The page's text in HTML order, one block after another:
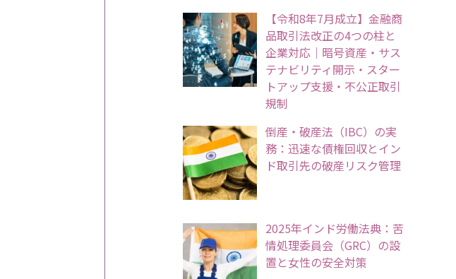
【令和8年7月成立】金融商
品取引法改正の4つの柱と
企業対応｜暗号資産・サス
テナビリティ開示・スター
トアップ支援・不公正取引
規制
倒産・破産法（IBC）の実
務：迅速な債権回収とイン
ド取引先の破産リスク管理
2025年インド労働法典：苦
情処理委員会（GRC）の設
置と女性の安全対策